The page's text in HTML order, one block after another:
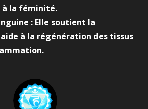
à la féminité.
: Elle soutient la
à la régénération des tissus